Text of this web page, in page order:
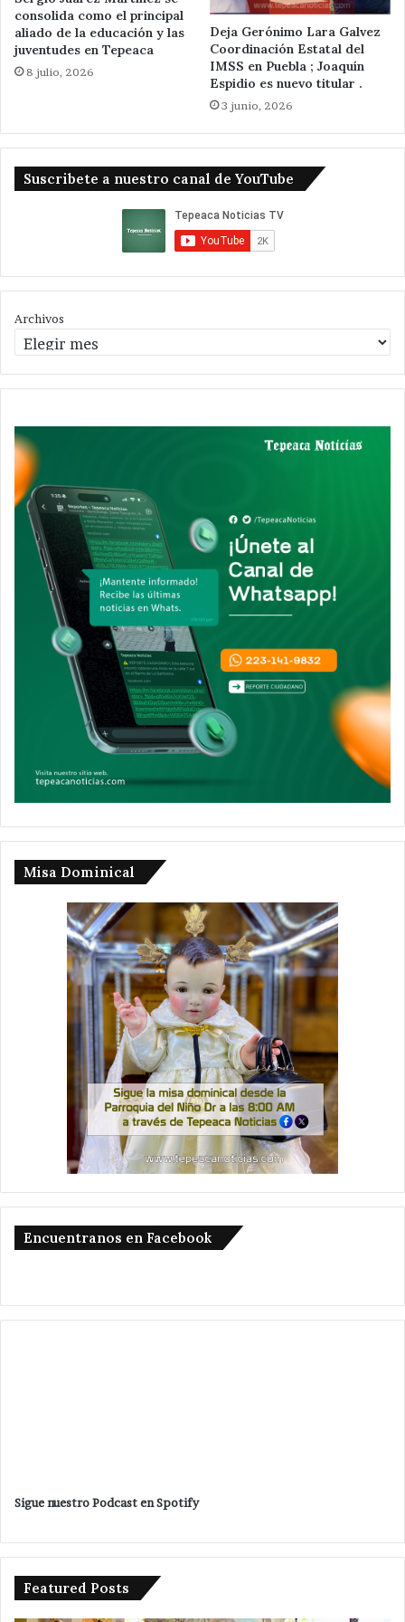
consolida como el principal
aliado de la educación y las
juventudes en Tepeaca
8 julio, 2026
Deja Gerónimo Lara Galvez
Coordinación Estatal del
IMSS en Puebla ; Joaquín
Espidio es nuevo titular .
3 junio, 2026
Suscribete a nuestro canal de YouTube
Archivos
Misa Dominical
Encuentranos en Facebook
Sigue nuestro Podcast en Spotify
Featured Posts